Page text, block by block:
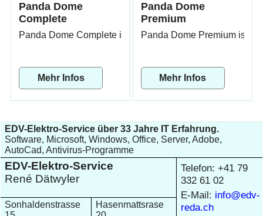
Panda Dome
Complete
Panda Dome Complete ist eine umfassende
Mehr Infos
Panda Dome
Premium
Panda Dome Premium ist
Mehr Infos
EDV-Elektro-Service über 33 Jahre IT Erfahrung.
Software, Microsoft, Windows, Office, Server, Adobe,
AutoCad, Antivirus-Programme
EDV-Elektro-Service
René Dätwyler
Telefon: +41 79
332 61 02
E-Mail: info@edv-
reda.ch
Sonhaldenstrasse
Hasenmattsrase